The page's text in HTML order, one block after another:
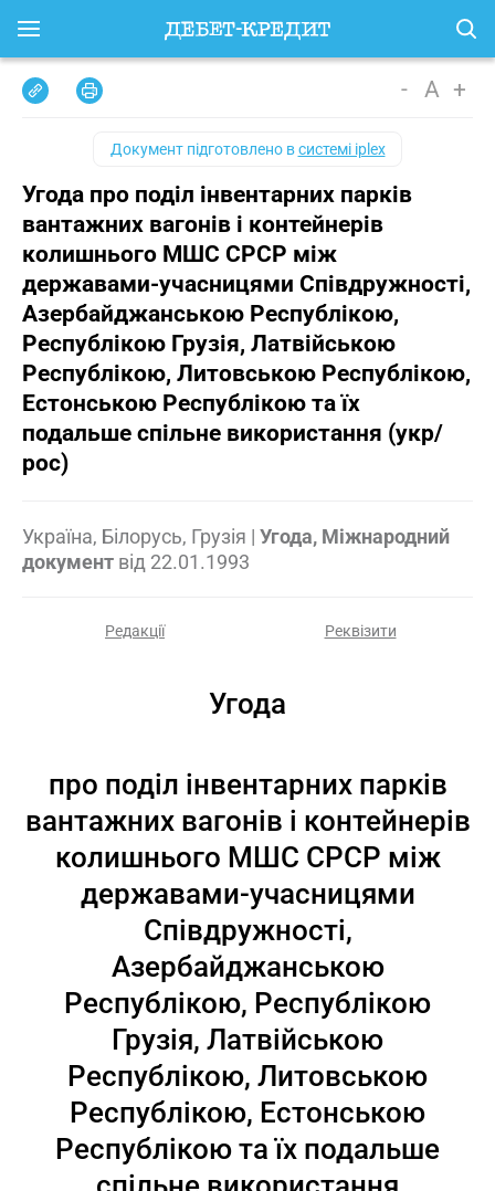
- A +
Документ підготовлено всистемі iplex
Угода про поділ інвентарних парків
вантажних вагонів і контейнерів
колишнього МШС СРСР між
державами-учасницями Співдружності,
Азербайджанською Республікою,
Республікою Грузія, Латвійською
Республікою, Литовською Республікою,
Естонською Республікою та їх
подальше спільне використання (укр/
рос)
Україна, Білорусь, Грузія | Угода, Міжнародний
документ від 22.01.1993
Редакції Реквізити
Угода
про поділ інвентарних парків
вантажних вагонів і контейнерів
колишнього МШС СРСР між
державами-учасницями
Співдружності,
Азербайджанською
Республікою, Республікою
Грузія, Латвійською
Республікою, Литовською
Республікою, Естонською
Республікою та їх подальше